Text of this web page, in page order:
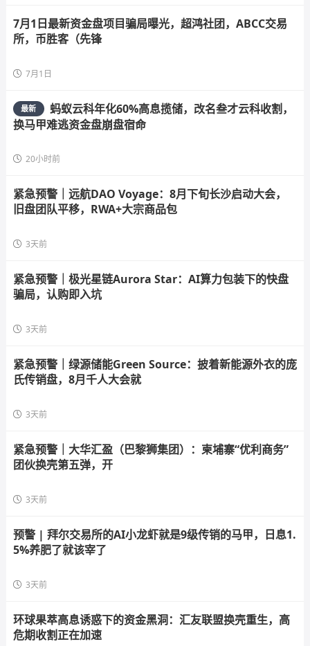
7月1日最新资金盘项目骗局曝光，超鸿社团，ABCC交易
所，币胜客（先锋
7月1日
最新
蚂蚁云科年化60%高息揽储，改名叁才云科收割，
换马甲难逃资金盘崩盘宿命
20小时前
紧急预警｜远航DAO Voyage：8月下旬长沙启动大会，
旧盘团队平移，RWA+大宗商品包
3天前
紧急预警｜极光星链Aurora Star：AI算力包装下的快盘
骗局，认购即入坑
3天前
紧急预警｜绿源储能Green Source：披着新能源外衣的庞
氏传销盘，8月千人大会就
3天前
紧急预警｜大华汇盈（巴黎狮集团）：柬埔寨“优利商务”
团伙换壳第五弹，开
3天前
预警 | 拜尔交易所的AI小龙虾就是9级传销的马甲，日息1.
5%养肥了就该宰了
3天前
环球果萃高息诱惑下的资金黑洞：汇友联盟换壳重生，高
危期收割正在加速